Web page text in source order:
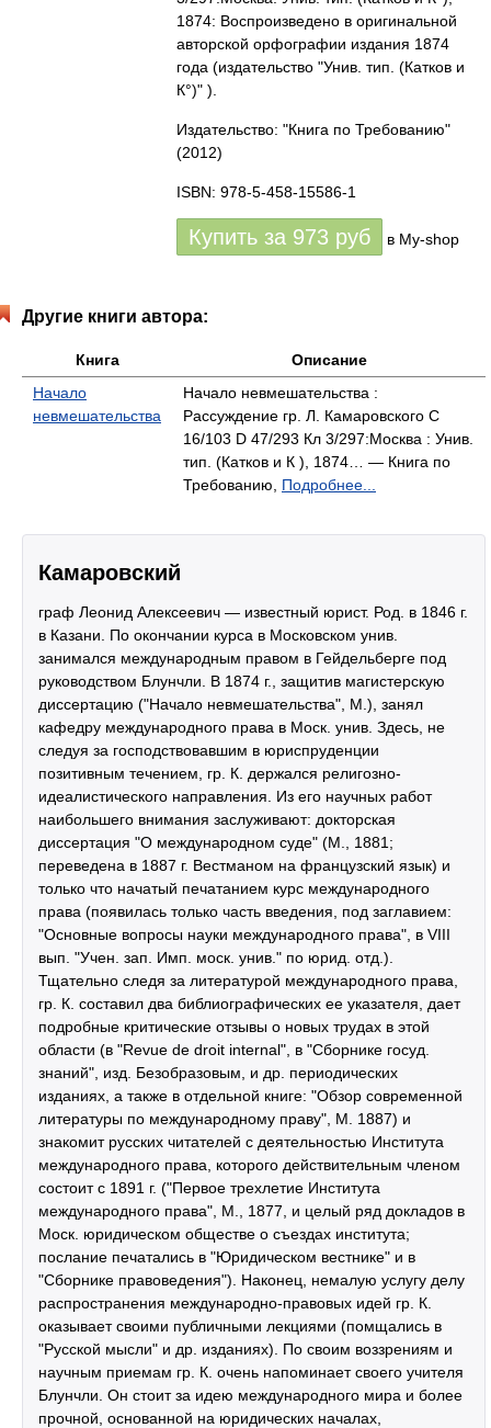
1874: Воспроизведено в оригинальной
авторской орфографии издания 1874
года (издательство "Унив. тип. (Катков и
К°)" ).
Издательство: "Книга по Требованию"
(2012)
ISBN: 978-5-458-15586-1
Купить за 973 руб в My-shop
Другие книги автора:
Книга
Описание
Начало
невмешательства
Начало невмешательства :
Рассуждение гр. Л. Камаровского C
16/103 D 47/293 Кл 3/297:Москва : Унив.
тип. (Катков и К ), 1874… — Книга по
Требованию, Подробнее...
Камаровский
граф Леонид Алексеевич — известный юрист. Род. в 1846 г.
в Казани. По окончании курса в Московском унив.
занимался международным правом в Гейдельберге под
руководством Блунчли. В 1874 г., защитив магистерскую
диссертацию ("Начало невмешательства", М.), занял
кафедру международного права в Моск. унив. Здесь, не
следуя за господствовавшим в юриспруденции
позитивным течением, гр. К. держался религозно-
идеалистического направления. Из его научных работ
наибольшего внимания заслуживают: докторская
диссертация "О международном суде" (М., 1881;
переведена в 1887 г. Вестманом на французский язык) и
только что начатый печатанием курс международного
права (появилась только часть введения, под заглавием:
"Основные вопросы науки международного права", в VIII
вып. "Учен. зап. Имп. моск. унив." по юрид. отд.).
Тщательно следя за литературой международного права,
гр. К. составил два библиографических ее указателя, дает
подробные критические отзывы о новых трудах в этой
области (в "Revue de droit internal", в "Сборнике госуд.
знаний", изд. Безобразовым, и др. периодических
изданиях, а также в отдельной книге: "Обзор современной
литературы по международному праву", М. 1887) и
знакомит русских читателей с деятельностью Института
международного права, которого действительным членом
состоит с 1891 г. ("Первое трехлетие Института
международного права", М., 1877, и целый ряд докладов в
Моск. юридическом обществе о съездах института;
послание печатались в "Юридическом вестнике" и в
"Сборнике правоведения"). Наконец, немалую услугу делу
распространения международно-правовых идей гр. К.
оказывает своими публичными лекциями (помщались в
"Русской мысли" и др. изданиях). По своим воззрениям и
научным приемам гр. К. очень напоминает своего учителя
Блунчли. Он стоит за идею международного мира и более
прочной, основанной на юридических началах,